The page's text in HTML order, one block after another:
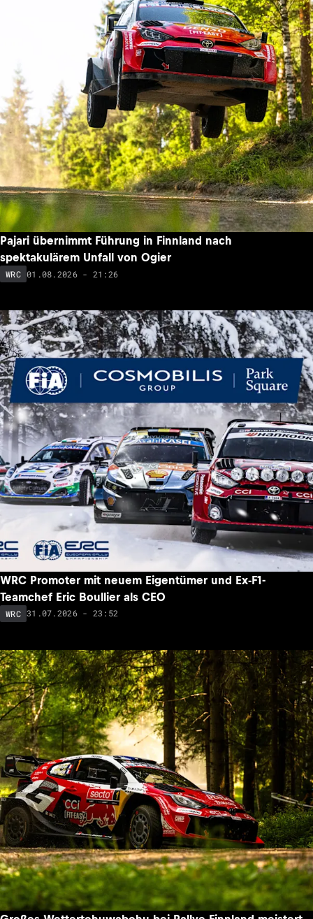
Pajari übernimmt Führung in Finnland nach
spektakulärem Unfall von Ogier
WRC 01.08.2026 - 21:26
WRC Promoter mit neuem Eigentümer und Ex-F1-
Teamchef Eric Boullier als CEO
WRC 31.07.2026 - 23:52